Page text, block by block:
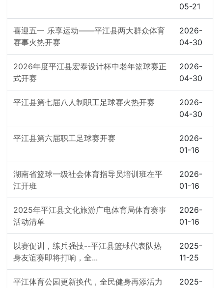
05-21
喜迎五一 乐享运动——平江县两大群众体育
赛事火热开赛
2026-
04-30
2026年度平江县宏泰设计杯中老年篮球赛正
式开赛
2026-
04-30
平江县第七届八人制职工足球赛火热开赛
2026-
04-30
平江县第六届职工足球赛开赛
2026-
01-16
湖南省篮球一级社会体育指导员培训班在平
江开班
2026-
01-16
2025年平江县文化旅游广电体育局体育赛事
活动清单
2026-
01-16
以赛促训，练兵强技--平江县篮球代表队热
身友谊赛即将打响，全...
2025-
11-25
平江体育公园更新换代，全民健身再添活力
2025-